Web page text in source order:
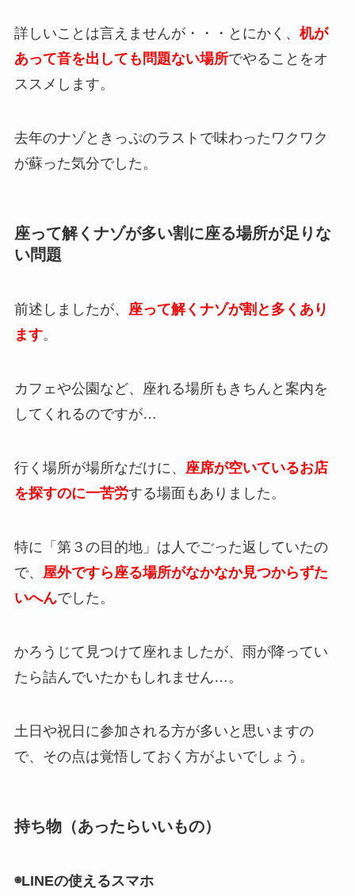
詳しいことは言えませんが・・・とにかく、 机が
あって音を出しても問題ない場所でやることをオ
ススメします。
去年のナゾときっぷのラストで味わったワクワク
が蘇った気分でした。
座って解くナゾが多い割に座る場所が足りな
い問題
前述しましたが、 座って解くナゾが割と多くあり
ます。
カフェや公園など、座れる場所もきちんと案内を
してくれるのですが…
行く場所が場所なだけに、 座席が空いているお店
を探すのに一苦労する場面もありました。
特に「第３の目的地」は人でごった返していたの
で、
屋外ですら座る場所がなかなか見つからずた
いへんでした。
かろうじて見つけて座れましたが、雨が降ってい
たら詰んでいたかもしれません…。
土日や祝日に参加される方が多いと思いますの
で、その点は覚悟しておく方がよいでしょう。
持ち物（あったらいいもの）
◉LINEの使えるスマホ